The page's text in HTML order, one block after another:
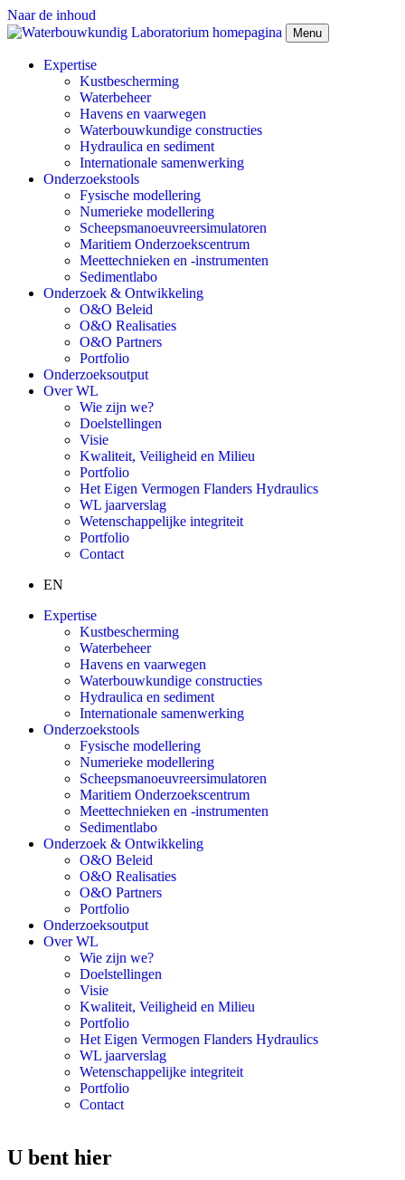
Naar de inhoud
Menu
Expertise
Kustbescherming
Waterbeheer
Havens en vaarwegen
Waterbouwkundige constructies
Hydraulica en sediment
Internationale samenwerking
Onderzoekstools
Fysische modellering
Numerieke modellering
Scheepsmanoeuvreersimulatoren
Maritiem Onderzoekscentrum
Meettechnieken en -instrumenten
Sedimentlabo
Onderzoek & Ontwikkeling
O&O Beleid
O&O Realisaties
O&O Partners
Portfolio
Onderzoeksoutput
Over WL
Wie zijn we?
Doelstellingen
Visie
Kwaliteit, Veiligheid en Milieu
Portfolio
Het Eigen Vermogen Flanders Hydraulics
WL jaarverslag
Wetenschappelijke integriteit
Portfolio
Contact
EN
Expertise
Kustbescherming
Waterbeheer
Havens en vaarwegen
Waterbouwkundige constructies
Hydraulica en sediment
Internationale samenwerking
Onderzoekstools
Fysische modellering
Numerieke modellering
Scheepsmanoeuvreersimulatoren
Maritiem Onderzoekscentrum
Meettechnieken en -instrumenten
Sedimentlabo
Onderzoek & Ontwikkeling
O&O Beleid
O&O Realisaties
O&O Partners
Portfolio
Onderzoeksoutput
Over WL
Wie zijn we?
Doelstellingen
Visie
Kwaliteit, Veiligheid en Milieu
Portfolio
Het Eigen Vermogen Flanders Hydraulics
WL jaarverslag
Wetenschappelijke integriteit
Portfolio
Contact
U bent hier